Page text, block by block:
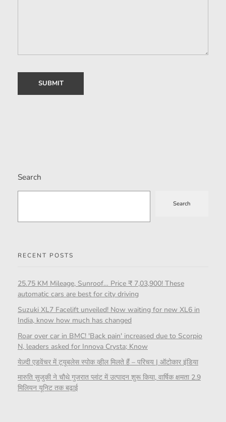
Search
Search
RECENT POSTS
25.75 KM Mileage, Sunroof… Price ₹ 7,03,900! These
automatic cars are best for city driving
Suzuki XL7 Facelift unveiled! Now waiting for new XL6 in
India, know how much has changed
Roar over car in BMC! 'Back pain' increased due to Scorpio
N, leaders asked for Innova Crysta; Know
येज़्दी एडवेंचर में ट्यूबलेस स्पोक व्हील मिलते हैं – परिचय | ऑटोकार इंडिया
मारुति सुजुकी ने चौथे गुजरात प्लांट में उत्पादन शुरू किया, वार्षिक क्षमता 2.9
मिलियन यूनिट तक बढ़ाई